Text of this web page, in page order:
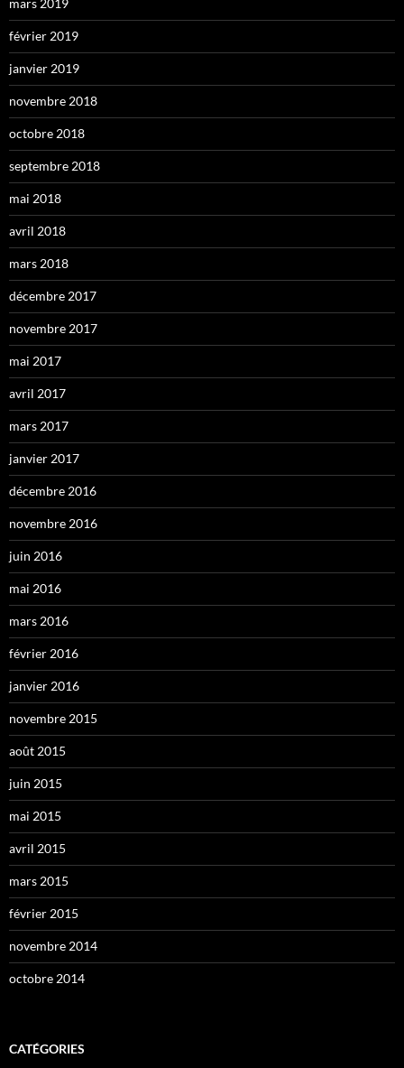
mars 2019
février 2019
janvier 2019
novembre 2018
octobre 2018
septembre 2018
mai 2018
avril 2018
mars 2018
décembre 2017
novembre 2017
mai 2017
avril 2017
mars 2017
janvier 2017
décembre 2016
novembre 2016
juin 2016
mai 2016
mars 2016
février 2016
janvier 2016
novembre 2015
août 2015
juin 2015
mai 2015
avril 2015
mars 2015
février 2015
novembre 2014
octobre 2014
CATÉGORIES